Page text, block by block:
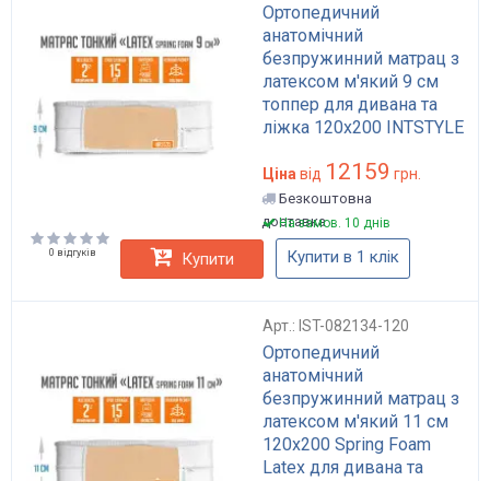
Ортопедичний
анатомічний
безпружинний матрац з
латексом м'який 9 см
топпер для дивана та
ліжка 120x200 INTSTYLE
Ціна від 12159 грн.
Безкоштовна
доставка
На замов. 10 днів
0 відгуків Купити Купити в 1 клік
Арт.: IST-082134-120
Ортопедичний
анатомічний
безпружинний матрац з
латексом м'який 11 см
120x200 Spring Foam
Latex для дивана та